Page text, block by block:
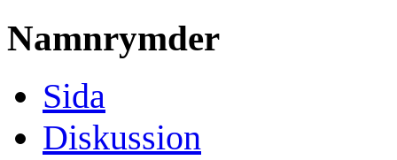
Namnrymder
Sida
Diskussion